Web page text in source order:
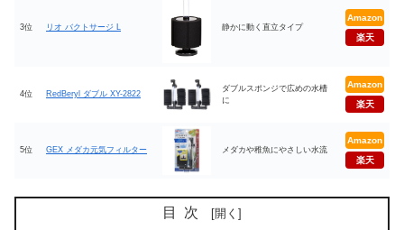
3位 リオ バクトサージ L 静かに動く直立タイプ
Amazon
楽天
4位 RedBeryl ダブル XY-2822
ダブルスポンジで広めの水槽
に
Amazon
楽天
5位 GEX メダカ元気フィルター メダカや稚魚にやさしい水流
Amazon
楽天
目次